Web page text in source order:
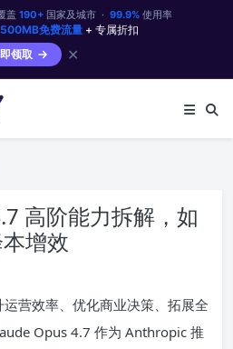
盖 190+国家及城市 · 99.9%使用率
500MB免费流量 + 专属折扣
领取
✕
高阶能力拆解，如
增效
营效率、优化商业决策、拓展全
Opus 4.7 作为 Anthropic 推